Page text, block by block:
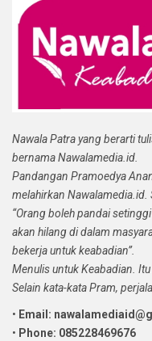
Nawala Patra yang berarti
bernama Nawalamedia.id.
Pandangan Pramoedya
melahirkan Nawalamedia.id.
“Orang boleh pandai
akan hilang di dalam
bekerja untuk keabadian”.
Menulis untuk Keabadian.
Selain kata-kata Pram,
• Email:
• Phone: 085228469676